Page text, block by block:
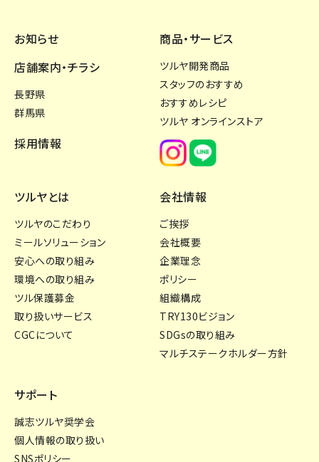
お知らせ
店舗案内・チラシ
長野県
群馬県
採用情報
商品・サービス
ツルヤ開発商品
スタッフのおすすめ
おすすめレシピ
ツルヤ オンラインストア
ツルヤとは
ツルヤのこだわり
ミールソリューション
安心への取り組み
環境への取り組み
ツル保護募金
取り扱いサービス
CGCについて
会社情報
ご挨拶
会社概要
企業理念
ポリシー
組織構成
TRY130ビジョン
SDGsの取り組み
マルチステークホルダー方針
サポート
誠志ツルヤ奨学会
個人情報の取り扱い
SNSポリシー